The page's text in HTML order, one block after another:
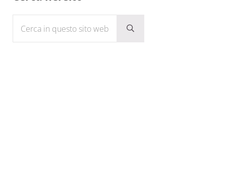
Submit search